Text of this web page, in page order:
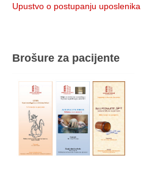
Upustvo o postupanju uposlenika
Brošure za pacijente